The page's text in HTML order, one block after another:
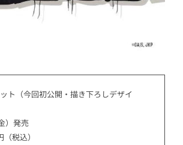
ト（今回初公開・描き下ろしデザイ
）発売
税込）